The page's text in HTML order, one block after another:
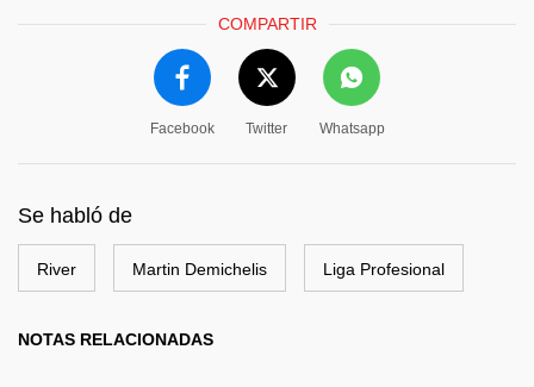
COMPARTIR
Facebook Twitter Whatsapp
Se habló de
River Martin Demichelis Liga Profesional
NOTAS RELACIONADAS